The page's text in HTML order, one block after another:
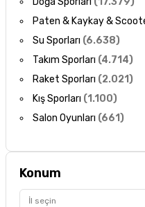
Paten & Kaykay &
Su Sporları (6.638)
Takım Sporları (4.714)
Raket Sporları (2.021)
Kış Sporları (1.100)
Salon Oyunları (661)
Konum
İl seçin